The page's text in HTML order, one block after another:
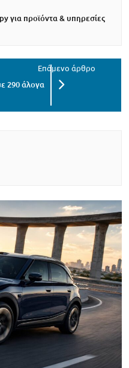
για προϊόντα & υπηρεσίες
290 άλογα